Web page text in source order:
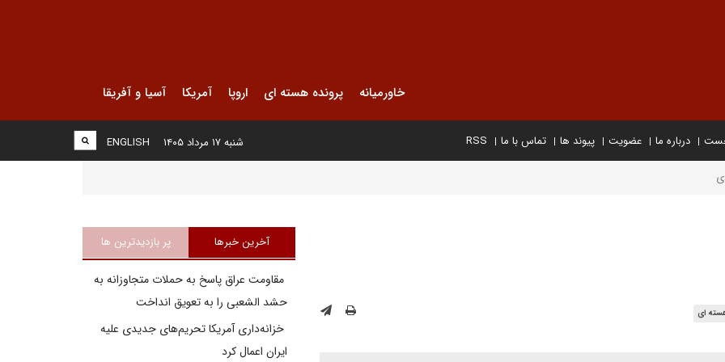
خاورمیانه پرونده هسته ای اروپا آمریکا آسیا و آفریقا
درباره ما عضویت پیوند ها تماس با ما RSS
ENGLISH شنبه ۱۷ مرداد ۱۴۰۵
ای
آخرین خبرها پر بازدیدترین ها
مقاومت عراق پاسخ به حملات متجاوزانه به
حشد الشعبی را به تعویق انداخت
خزانه‌داری آمریکا تحریم‌های جدیدی علیه
ایران اعمال کرد